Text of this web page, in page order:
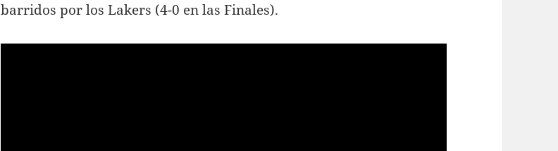
barridos por los Lakers (4-0 en las Finales).